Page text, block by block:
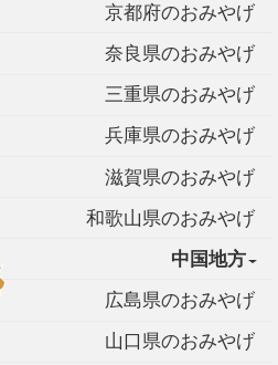
京都府のおみやげ
奈良県のおみやげ
三重県のおみやげ
兵庫県のおみやげ
滋賀県のおみやげ
和歌山県のおみやげ
中国地方
広島県のおみやげ
山口県のおみやげ